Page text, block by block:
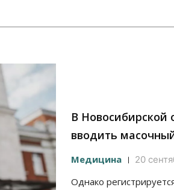
В Новосибирской
вводить
Медицина 20
Однако